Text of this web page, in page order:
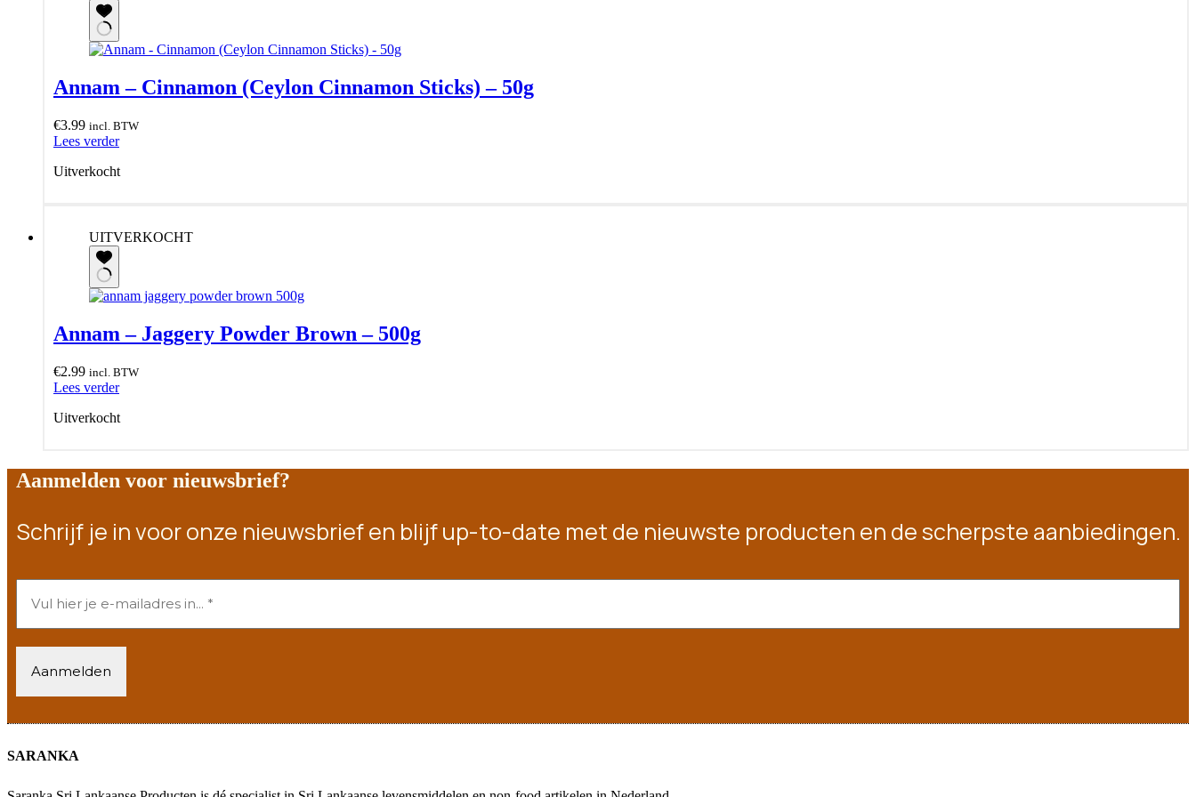
Annam – Cinnamon (Ceylon Cinnamon Sticks) – 50g
€3.99 incl. BTW
Lees verder
Uitverkocht
UITVERKOCHT
Annam – Jaggery Powder Brown – 500g
€2.99 incl. BTW
Lees verder
Uitverkocht
Aanmelden voor nieuwsbrief?
Schrijf je in voor onze nieuwsbrief en blijf up-to-date met de nieuwste producten en de scherpste aanbiedingen.
SARANKA